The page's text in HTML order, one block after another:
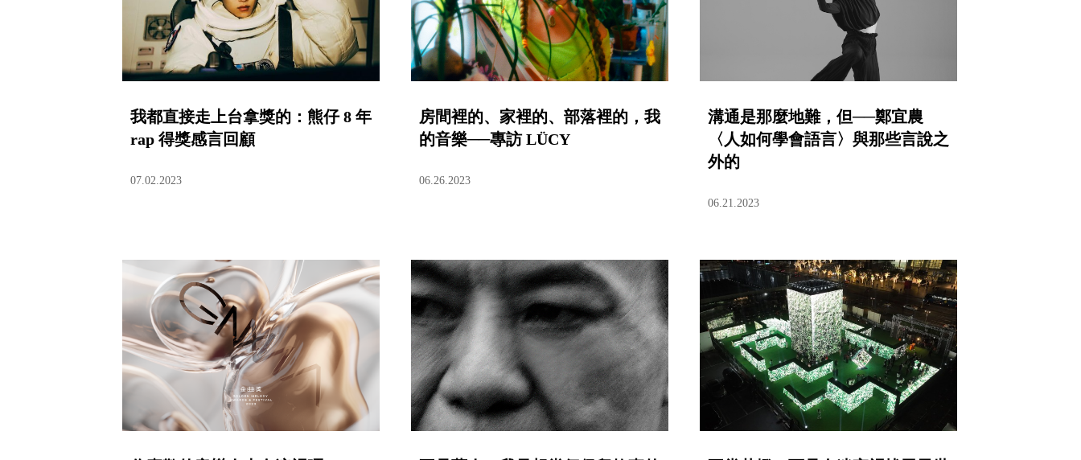
我都直接走上台拿獎的：熊仔 8 年
rap 得獎感言回顧
07.02.2023
房間裡的、家裡的、部落裡的，我
的音樂──專訪 LÜCY
06.26.2023
溝通是那麼地難，但──鄭宜農
〈人如何學會語言〉與那些言說之
外的
06.21.2023